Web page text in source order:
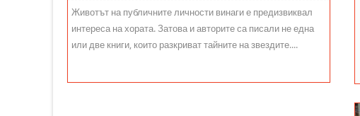
Животът на публичните личности винаги е предизвиквал
интереса на хората. Затова и авторите са писали не една
или две книги, които разкриват тайните на звездите....